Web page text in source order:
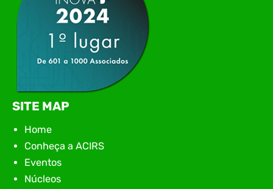
SITE MAP
Home
Conheça a ACIRS
Eventos
Núcleos